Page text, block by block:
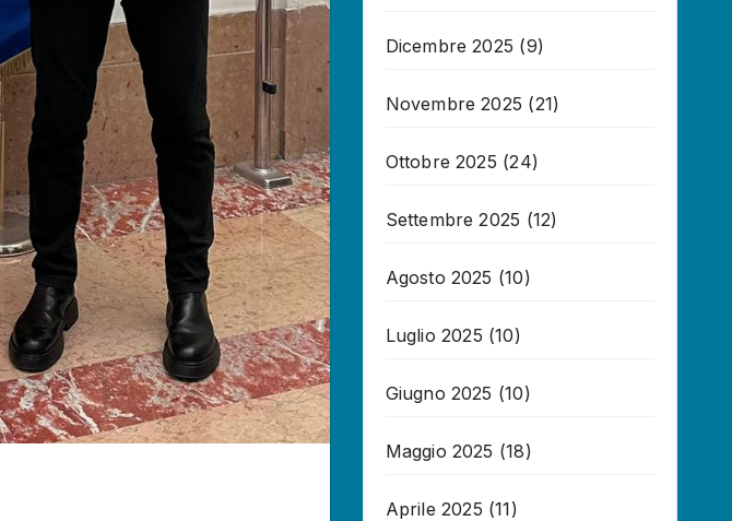
Dicembre 2025 (9)
Novembre 2025 (21)
Ottobre 2025 (24)
Settembre 2025 (12)
Agosto 2025 (10)
Luglio 2025 (10)
Giugno 2025 (10)
Maggio 2025 (18)
Aprile 2025 (11)